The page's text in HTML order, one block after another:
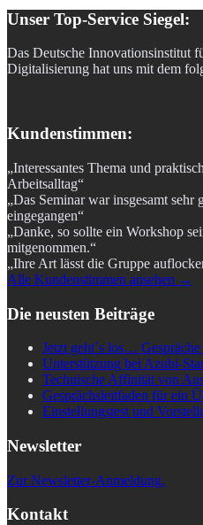
Unser Top-Service Siegel:
Das Deutsche Innovationsinstitut
Digitalisierung hat uns mit dem
Kundenstimmen:
„Interessantes Thema und
Arbeitsalltag“
„Das Seminar war insgesamt sehr
eingegangen“
„Danke, so sollte ein Workshop
mitgenommen.“
„Ihre Art lässt die Gruppe
Alle Kundenstimmen ansehen →
Die neusten Beiträge
Jetzt geht´s los…
Unterstützung bei Azubi-
Technische Affinität von
Gesprächsleitfaden für ein
Einstellungstest und
Newsletter
Zur Newsletter-Anmeldung.
Kontakt